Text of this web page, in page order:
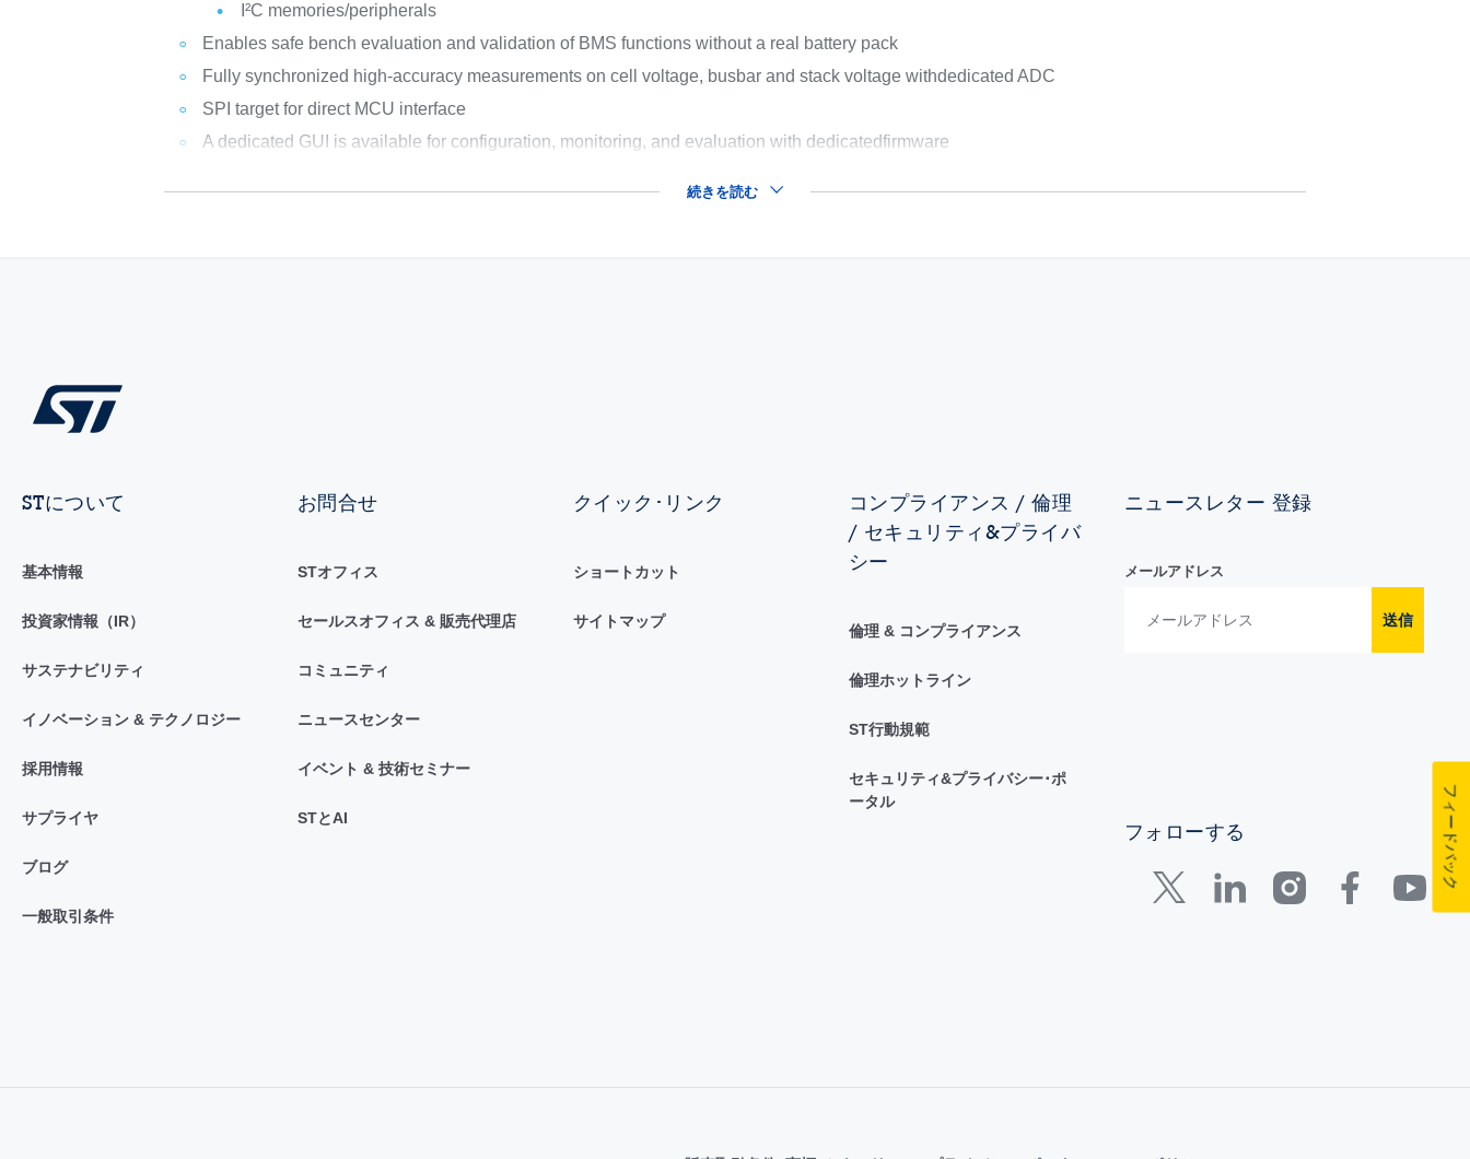
I²C memories/peripherals
Enables safe bench evaluation and validation of BMS functions without a real battery pack
Fully synchronized high-accuracy measurements on cell voltage, busbar and stack voltage withdedicated ADC
SPI target for direct MCU interface
A dedicated GUI is available for configuration, monitoring, and evaluation with dedicatedfirmware
続きを読む
STについて
基本情報
投資家情報（IR）
サステナビリティ
イノベーション & テクノロジー
採用情報
サプライヤ
ブログ
一般取引条件
お問合せ
STオフィス
セールスオフィス & 販売代理店
コミュニティ
ニュースセンター
イベント & 技術セミナー
STとAI
クイック･リンク
ショートカット
サイトマップ
コンプライアンス / 倫理
/ セキュリティ&プライバ
シー
倫理 & コンプライアンス
倫理ホットライン
ST行動規範
セキュリティ&プライバシー･ポ
ータル
ニュースレター 登録
メールアドレス
送信
フォローする フィードバック